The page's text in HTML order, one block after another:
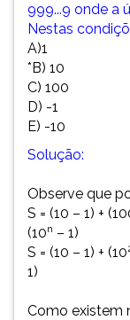
999...9 onde a
Nestas
A)1
*B) 10
C) 100
D) -1
E) -10
Solução:
Observe que
S = (10 – 1) +
(10n – 1)
S = (10 – 1) + (10
1)
Como existem